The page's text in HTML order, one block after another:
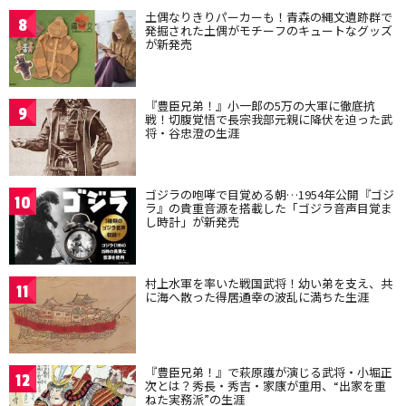
8 土偶なりきりパーカーも！青森の縄文遺跡群で
発掘された土偶がモチーフのキュートなグッズ
が新発売
9 『豊臣兄弟！』小一郎の5万の大軍に徹底抗
戦！切腹覚悟で長宗我部元親に降伏を迫った武
将・谷忠澄の生涯
10 ゴジラの咆哮で目覚める朝…1954年公開『ゴジ
ラ』の貴重音源を搭載した「ゴジラ音声目覚ま
し時計」が新発売
11 村上水軍を率いた戦国武将！幼い弟を支え、共
に海へ散った得居通幸の波乱に満ちた生涯
12 『豊臣兄弟！』で萩原護が演じる武将・小堀正
次とは？秀長・秀吉・家康が重用、“出家を重
ねた実務派”の生涯